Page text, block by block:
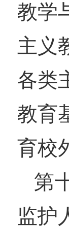
教学
主义
各类
教育
育校
第
监护